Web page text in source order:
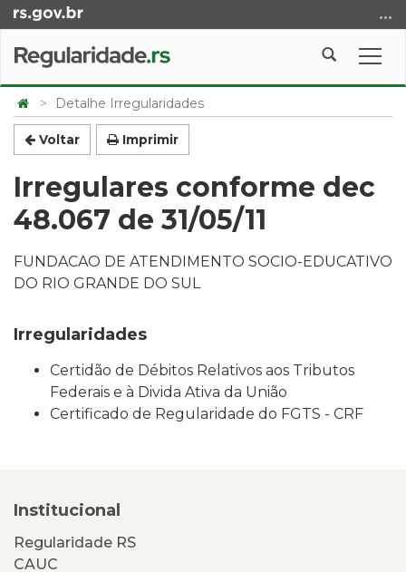
para
para
para
Abrir
Início
do
conteúdo
Detalhe Irregularidades
Voltar Imprimir
Irregulares conforme dec
48.067 de 31/05/11
FUNDACAO DE ATENDIMENTO SOCIO-EDUCATIVO
DO RIO GRANDE DO SUL
Irregularidades
Certidão de Débitos Relativos aos Tributos
Federais e à Divida Ativa da União
Certificado de Regularidade do FGTS - CRF
Institucional
Regularidade RS
CAUC